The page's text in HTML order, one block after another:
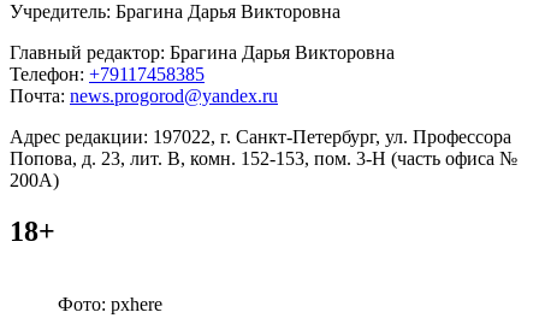
Учредитель: Брагина Дарья Викторовна
Главный редактор: Брагина Дарья Викторовна
Телефон: +79117458385
Почта: news.progorod@yandex.ru
Адрес редакции: 197022, г. Санкт-Петербург, ул. Профессора
Попова, д. 23, лит. В, комн. 152-153, пом. 3-Н (часть офиса №
200А)
18+
Фото: pxhere